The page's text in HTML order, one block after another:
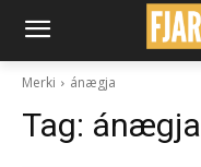
Merki ánægja
Tag: ánægja